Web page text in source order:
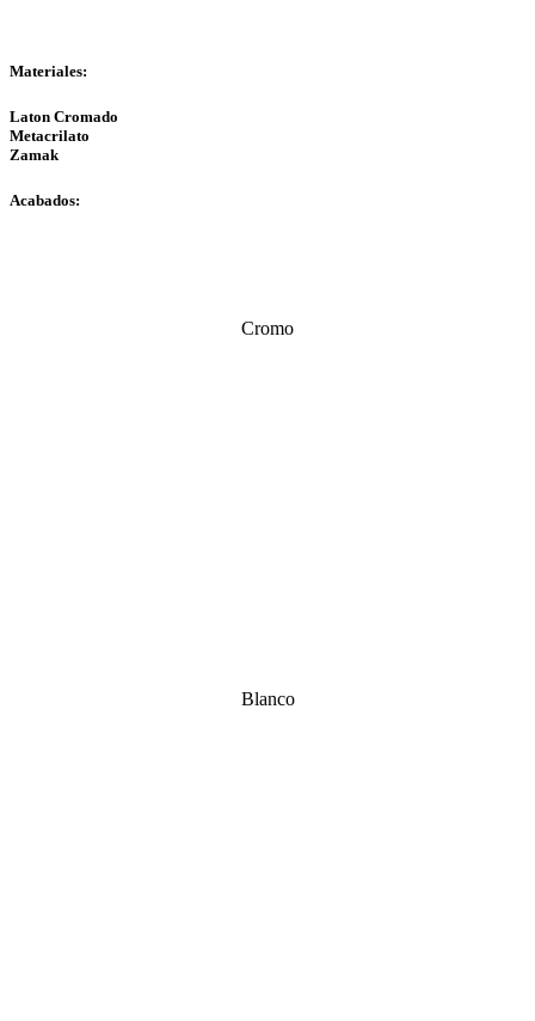
Materiales:
Laton Cromado
Metacrilato
Zamak
Acabados:
Cromo
Blanco